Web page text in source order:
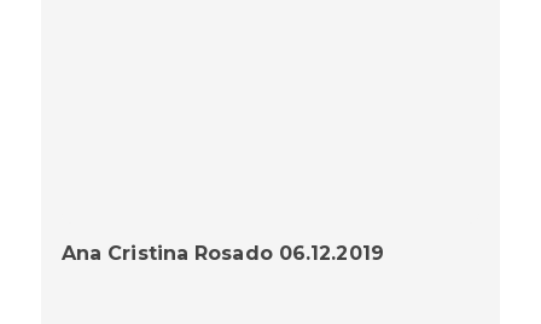
Ana Cristina Rosado 06.12.2019